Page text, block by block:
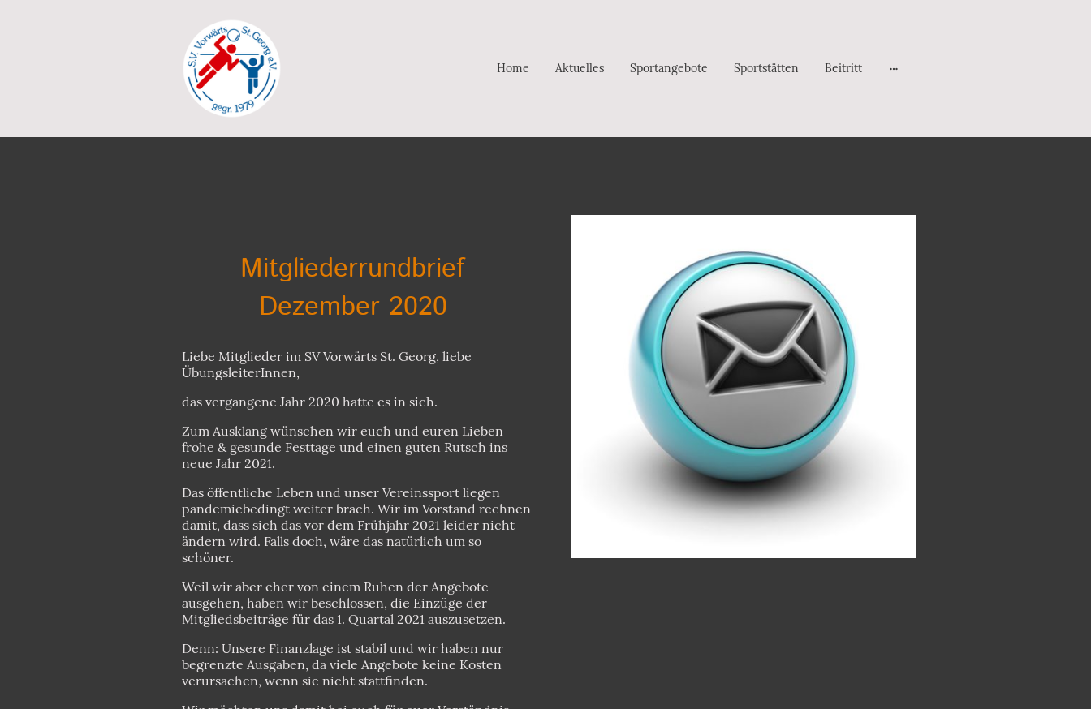
Home Aktuelles Sportangebote Sportstätten Beitritt
Mitgliederrundbrief
Dezember 2020
Liebe Mitglieder im SV Vorwärts St. Georg, liebe
ÜbungsleiterInnen,
das vergangene Jahr 2020 hatte es in sich.
Zum Ausklang wünschen wir euch und euren Lieben
frohe & gesunde Festtage und einen guten Rutsch ins
neue Jahr 2021.
Das öffentliche Leben und unser Vereinssport liegen
pandemiebedingt weiter brach. Wir im Vorstand rechnen
damit, dass sich das vor dem Frühjahr 2021 leider nicht
ändern wird. Falls doch, wäre das natürlich um so
schöner.
Weil wir aber eher von einem Ruhen der Angebote
ausgehen, haben wir beschlossen, die Einzüge der
Mitgliedsbeiträge für das 1. Quartal 2021 auszusetzen.
Denn: Unsere Finanzlage ist stabil und wir haben nur
begrenzte Ausgaben, da viele Angebote keine Kosten
verursachen, wenn sie nicht stattfinden.